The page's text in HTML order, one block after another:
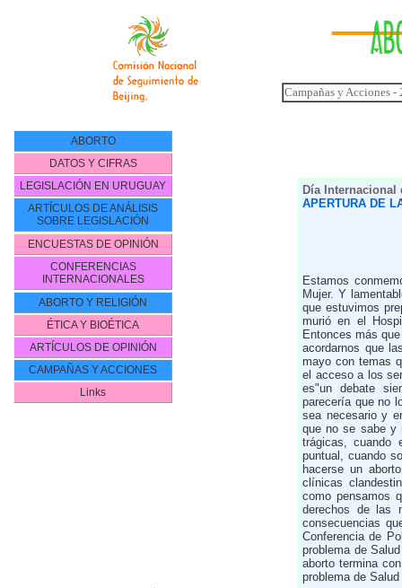
ABORTO
DATOS Y CIFRAS
LEGISLACIÓN EN URUGUAY
ARTÍCULOS DE ANÁLISIS
SOBRE LEGISLACIÓN
ENCUESTAS DE OPINIÓN
CONFERENCIAS
INTERNACIONALES
ABORTO Y RELIGIÓN
ÉTICA Y BIOÉTICA
ARTÍCULOS DE OPINIÓN
CAMPAÑAS Y ACCIONES
Links
Campañas y Acciones -
Día
APERTURA DE
Estamos
Mujer. Y
que estuvimos
murió en el
Entonces más
acordarnos que
mayo con temas
el acceso a los
es"un debate
parecería que no
sea necesario y
que no se sabe y
trágicas, cuando
puntual, cuando
hacerse un
clínicas
como pensamos
derechos de las
consecuencias
Conferencia de
problema de
aborto termina
problema de